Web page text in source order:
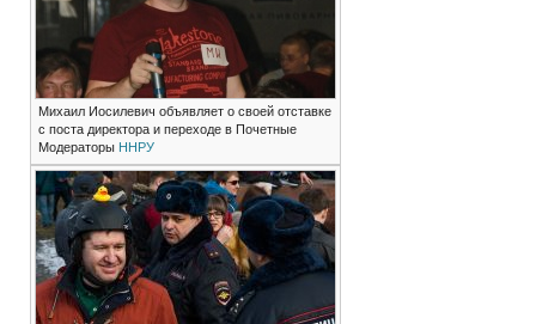
Михаил Иосилевич объявляет о своей отставке
с поста директора и переходе в Почетные
Модераторы ННРУ